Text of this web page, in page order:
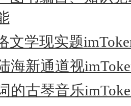
文学现实题
海新通道视
的古琴音乐